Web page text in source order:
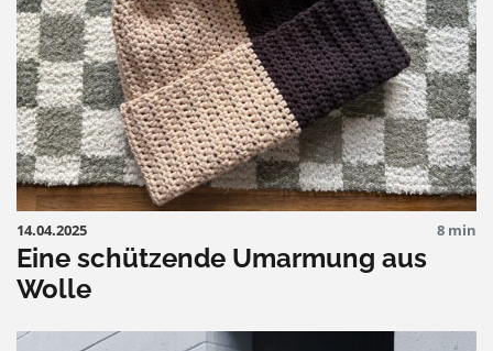
14.04.2025 8 min
Eine schützende Umarmung aus
Wolle